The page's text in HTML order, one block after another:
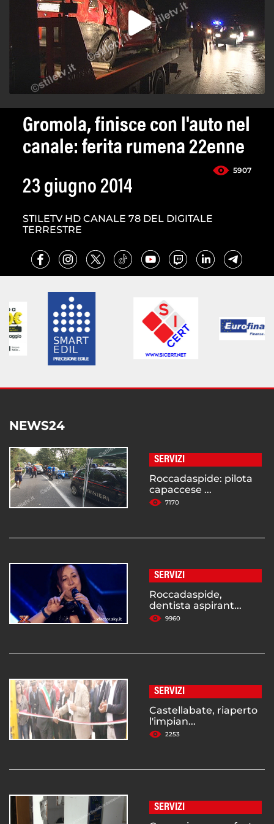
Gromola, finisce con l'auto nel
canale: ferita rumena 22enne
5907
23 giugno 2014
STILETV HD CANALE 78 DEL DIGITALE
TERRESTRE
NEWS24
SERVIZI
Roccadaspide: pilota
capaccese ...
7170
SERVIZI
Roccadaspide,
dentista aspirant...
9960
SERVIZI
Castellabate, riaperto
l'impian...
2253
SERVIZI